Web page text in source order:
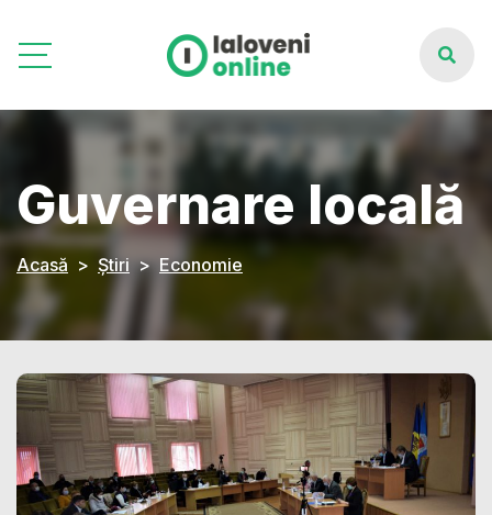
Guvernare locală
Acasă Știri Economie